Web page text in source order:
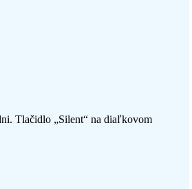
Tlačidlo „Silent“ na diaľkovom